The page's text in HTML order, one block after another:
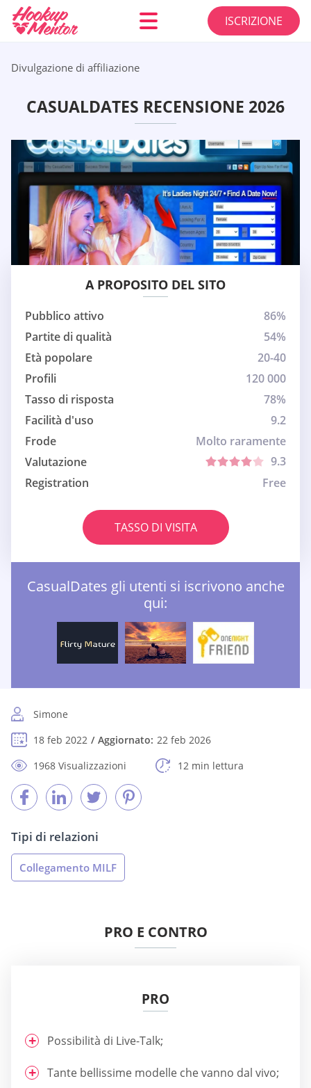
ISCRIZIONE
Divulgazione di affiliazione
CASUALDATES RECENSIONE 2026
A PROPOSITO DEL SITO
Pubblico attivo
86%
Partite di qualità
54%
Età popolare
20-40
Profili
120 000
Tasso di risposta
78%
Facilità d'uso
9.2
Frode
Molto raramente
Valutazione
9.3
Registration
Free
TASSO DI VISITA
CasualDates gli utenti si iscrivono anche
qui:
Simone
18 feb 2022
Aggiornato: 22 feb 2026
1968 Visualizzazioni
12 min lettura
Tipi di relazioni
Collegamento MILF
PRO E CONTRO
PRO
Possibilità di Live-Talk;
Tante bellissime modelle che vanno dal vivo;